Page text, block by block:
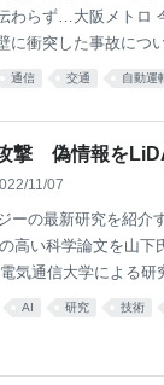
わらず…大阪メトロ
衝突した事故につ
は、舞洲にある来場
、高さおよそ50セン
けがをした人はいま
の運行を取りやめ、
通信 交通 自動運
撃 偽情報を
11/07
ーの最新研究を紹介
い科学論文を山下
気通信大学による研
on LiDAR-based
影響を与え安全を脅
AI 研究 技術